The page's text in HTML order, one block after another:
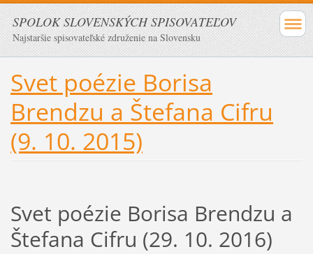
SPOLOK SLOVENSKÝCH SPISOVATEĽOV
Najstaršie spisovateľské združenie na Slovensku
Svet poézie Borisa
Brendzu a Štefana Cifru
(9. 10. 2015)
Svet poézie Borisa Brendzu a
Štefana Cifru (29. 10. 2016)